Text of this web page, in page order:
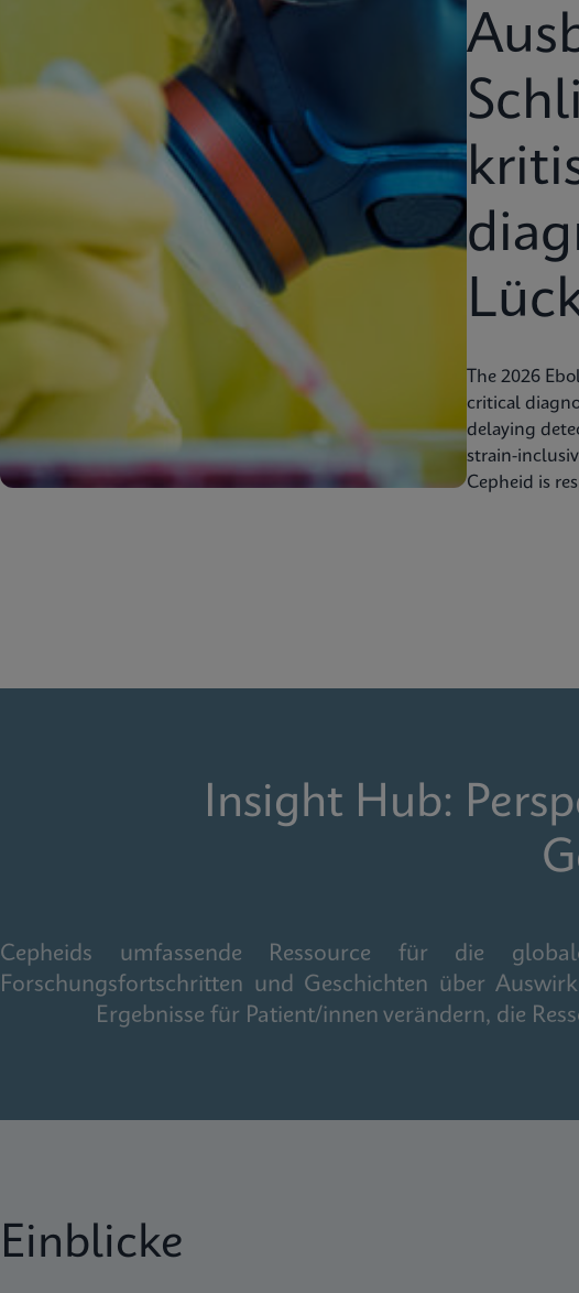
The 2026
critical
delaying
strain-
Cepheid is
Insight Hub:
Cepheids umfassende Ressource für die
Forschungsfortschritten und Geschichten über
Ergebnisse für Patient/innen verändern, die
Einblicke